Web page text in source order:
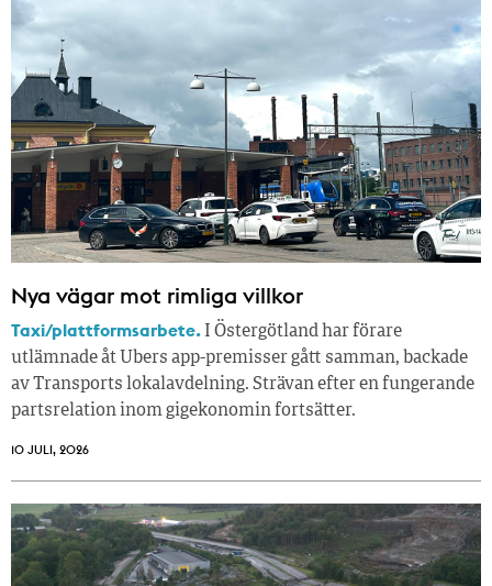
Nya vägar mot rimliga villkor
Taxi/plattformsarbete. I Östergötland har förare
utlämnade åt Ubers app-premisser gått samman, backade
av Transports lokalavdelning. Strävan efter en fungerande
partsrelation inom gigekonomin fortsätter.
10 JULI, 2026